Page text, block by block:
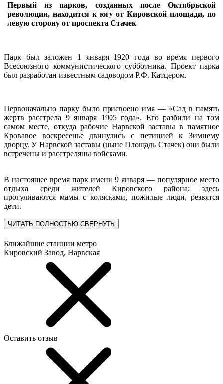
Первый из парков, созданных после Октябрьской
революции, находится к югу от Кировской площади, по
левую сторону от проспекта Стачек
Парк был заложен 1 января 1920 года во время первого
Всесоюзного коммунистического субботника. Проект парка
был разработан известным садоводом Р.Ф. Катцером.
Первоначально парку было присвоено имя — «Сад в память
жертв расстрела 9 января 1905 года». Его разбили на том
самом месте, откуда рабочие Нарвской заставы в памятное
Кровавое воскресенье двинулись с петицией к Зимнему
дворцу. У Нарвской заставы (ныне Площадь Стачек) они были
встречены и расстреляны войсками.
В настоящее время парк имени 9 января — популярное место
отдыха среди жителей Кировского района: здесь
прогуливаются мамы с колясками, пожилые люди, резвятся
дети.
ЧИТАТЬ ПОЛНОСТЬЮ СВЕРНУТЬ
Ближайшие станции метро
Кировский Завод, Нарвская
Оставить отзыв